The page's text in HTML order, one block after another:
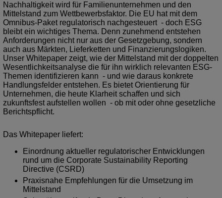
Nachhaltigkeit wird für Familienunternehmen und den
Mittelstand zum Wettbewerbsfaktor. Die EU hat mit dem
Omnibus-Paket regulatorisch nachgesteuert - doch ESG
bleibt ein wichtiges Thema. Denn zunehmend entstehen
Anforderungen nicht nur aus der Gesetzgebung, sondern
auch aus Märkten, Lieferketten und Finanzierungslogiken.
Unser Whitepaper zeigt, wie der Mittelstand mit der doppelten
Wesentlichkeitsanalyse die für ihn wirklich relevanten ESG-
Themen identifizieren kann - und wie daraus konkrete
Handlungsfelder entstehen. Es bietet Orientierung für
Unternehmen, die heute Klarheit schaffen und sich
zukunftsfest aufstellen wollen - ob mit oder ohne gesetzliche
Berichtspflicht.
Das Whitepaper liefert:
Einordnung aktueller regulatorischer Entwicklungen
rund um die Corporate Sustainability Reporting
Directive (CSRD)
Praxisnahe Empfehlungen für die Umsetzung im
Mittelstand